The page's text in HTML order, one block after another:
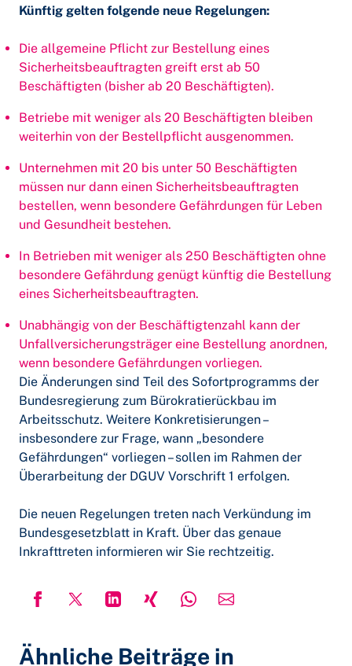
Künftig gelten folgende neue Regelungen:
Die allgemeine Pflicht zur Bestellung eines
Sicherheitsbeauftragten greift erst ab 50
Beschäftigten (bisher ab 20 Beschäftigten).
Betriebe mit weniger als 20 Beschäftigten bleiben
weiterhin von der Bestellpflicht ausgenommen.
Unternehmen mit 20 bis unter 50 Beschäftigten
müssen nur dann einen Sicherheitsbeauftragten
bestellen, wenn besondere Gefährdungen für Leben
und Gesundheit bestehen.
In Betrieben mit weniger als 250 Beschäftigten ohne
besondere Gefährdung genügt künftig die Bestellung
eines Sicherheitsbeauftragten.
Unabhängig von der Beschäftigtenzahl kann der
Unfallversicherungsträger eine Bestellung anordnen,
wenn besondere Gefährdungen vorliegen.
Die Änderungen sind Teil des Sofortprogramms der
Bundesregierung zum Bürokratierückbau im
Arbeitsschutz. Weitere Konkretisierungen –
insbesondere zur Frage, wann „besondere
Gefährdungen“ vorliegen – sollen im Rahmen der
Überarbeitung der DGUV Vorschrift 1 erfolgen.
Die neuen Regelungen treten nach Verkündung im
Bundesgesetzblatt in Kraft. Über das genaue
Inkrafttreten informieren wir Sie rechtzeitig.
Ähnliche Beiträge in